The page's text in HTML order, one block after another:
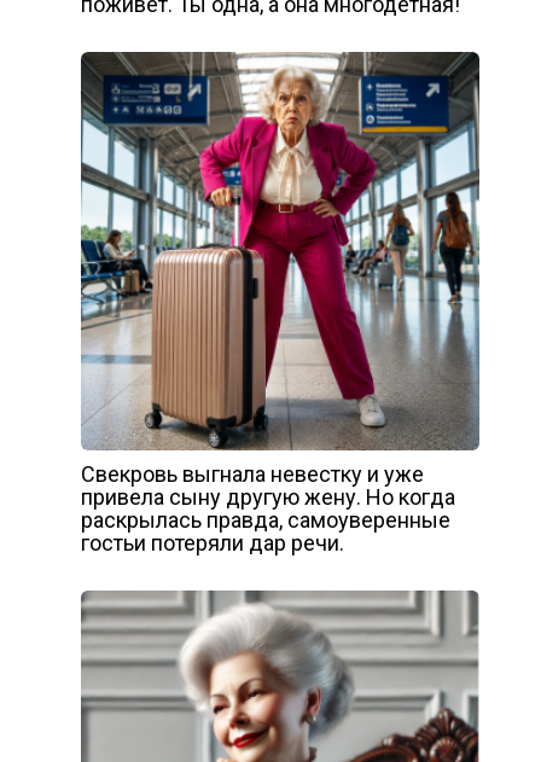
Свекровь выгнала невестку и уже
привела сыну другую жену. Но когда
раскрылась правда, самоуверенные
гостьи потеряли дар речи.